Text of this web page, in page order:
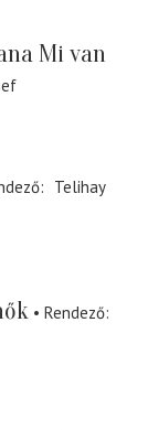
Mi van
Telihay
Rendező